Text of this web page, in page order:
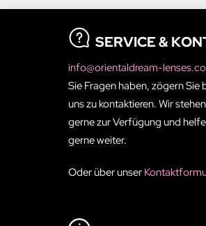
SERVICE &
info@orientaldream-
Sie Fragen haben, zögern Sie
uns zu kontaktieren. Wir
gerne zur Verfügung und
gerne weiter.
Oder über unser